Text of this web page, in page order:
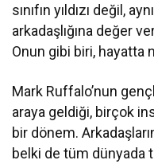
sınıfın yıldızı değil,
arkadaşlığına değer
Onun gibi biri, hayatta
Mark Ruffalo’nun
araya geldiği, birçok
bir dönem.
belki de tüm dünyada